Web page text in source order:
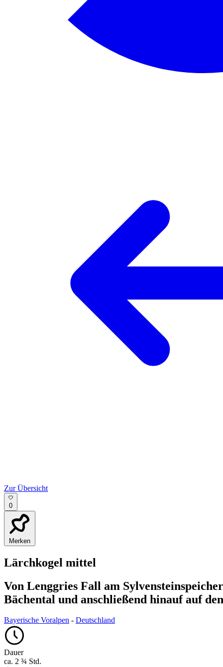
Zur Übersicht
0
Merken
Lärchkogel mittel
Von Lenggries Fall am
Bächental und anschließend hinauf auf
Bayerische Voralpen - Deutschland
Dauer
ca. 2 ¾ Std.